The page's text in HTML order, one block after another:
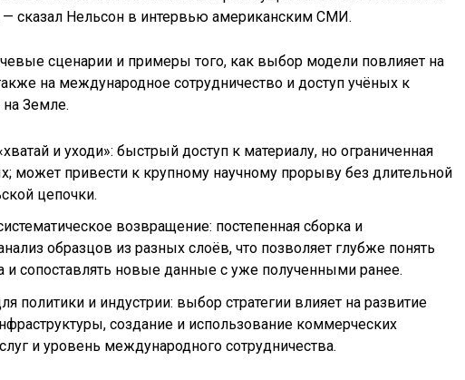
— сказал Нельсон в интервью американским СМИ.
сценарии и примеры того, как выбор модели повлияет на
на международное сотрудничество и доступ учёных к
на Земле.
и уходи»: быстрый доступ к материалу, но ограниченная
может привести к крупному научному прорыву без длительной
цепочки.
возвращение: постепенная сборка и
образцов из разных слоёв, что позволяет глубже понять
и сопоставлять новые данные с уже полученными ранее.
политики и индустрии: выбор стратегии влияет на развитие
создание и использование коммерческих
и уровень международного сотрудничества.